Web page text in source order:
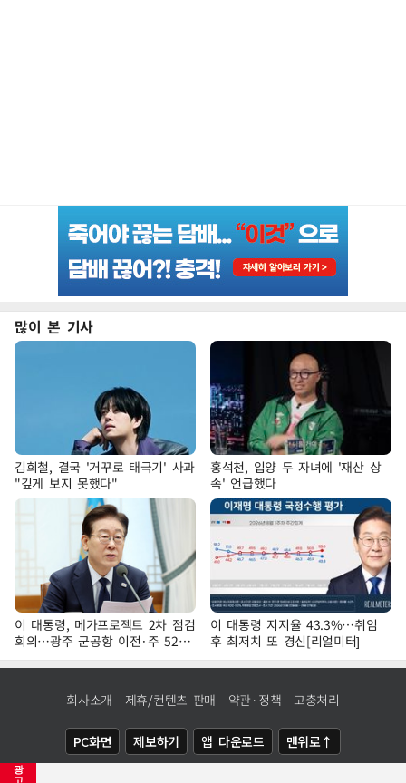
광
고
많이 본 기사
김희철, 결국 '거꾸로 태극기' 사과
"깊게 보지 못했다"
홍석천, 입양 두 자녀에 '재산 상
속' 언급했다
이 대통령, 메가프로젝트 2차 점검
회의…광주 군공항 이전·주 52시
간 예외 등 논의
이 대통령 지지율 43.3%…취임
후 최저치 또 경신[리얼미터]
회사소개 제휴/컨텐츠 판매 약관·정책 고충처리
PC화면 제보하기 앱 다운로드 맨위로↑